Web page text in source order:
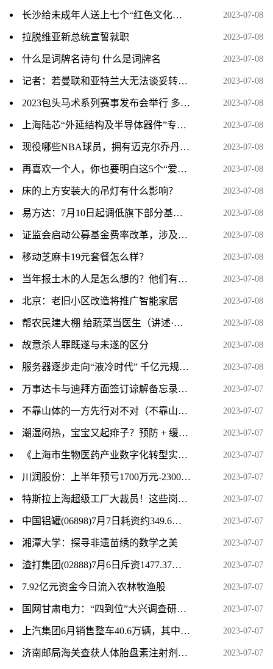
长沙给未成年人送上七个“红色文化套餐” 2023-07-08
拉脱维亚新总统宣誓就职 2023-07-08
什么是词牌名诗句 什么是词牌名 2023-07-08
记者：若曼联和亚特兰大无法谈妥转会，霍伊伦德将递交转会申请 2023-07-08
2023包头马术系列赛事发布会举行 多项赛事将开启 2023-07-08
上海陆芯“外延结构及半导体器件”专利获授权 2023-07-08
现役哪些NBA球员，拥有迈克尔乔丹和科比的心态 2023-07-08
再喜欢一个人，你也要明白这5个“爱情真相” 2023-07-08
床的上方安装大的吊灯有什么影响？ 2023-07-08
易方达：7月10日起调低旗下部分基金费率 2023-07-08
证监会启动公募基金费率改革，涉及六方面内容 2023-07-08
移动芝麻卡19元套餐怎么样？ 2023-07-08
当年报土木的人是怎么想的？他们有想过这专业之后会成为一个大坑吗？ 2023-07-08
北京：老旧小区改造将推广智能家居 2023-07-08
帮农民建大棚 给蔬菜当医生（讲述·一辈子一件事） 2023-07-08
故意杀人罪既遂与未遂的区分 2023-07-08
服务器逐步走向“液冷时代” 千亿元规模下多家上市公司积极布局 2023-07-08
万事达卡与迪拜方面签订谅解备忘录，将在未来多年间开展数字领域的合作。 2023-07-07
不靠山体的一方先行对不对（不靠山体的一方先行） 2023-07-07
潮湿闷热，宝宝又起痱子？预防 + 缓解，记住 6 个字，现在就做 2023-07-07
《上海市生物医药产业数字化转型实施方案》印发：到2025年打造10家以上标杆性智能工厂 2023-07-07
川润股份：上半年预亏1700万元-2300万元 同比转亏 2023-07-07
特斯拉上海超级工厂大裁员！这些岗位将裁员过半 2023-07-07
中国铝罐(06898)7月7日耗资约349.6万港元回购655.2万股 2023-07-07
湘潭大学：探寻非遗苗绣的数学之美 2023-07-07
渣打集团(02888)7月6日斥资1477.37万英镑回购220.88万股 2023-07-07
7.92亿元资金今日流入农林牧渔股 2023-07-07
国网甘肃电力：“四到位”大兴调查研究 全方位提升服务水平 2023-07-07
上汽集团6月销售整车40.6万辆，其中新能源汽 8.6万辆 2023-07-07
济南邮局海关查获人体胎盘素注射剂100支 2023-07-07